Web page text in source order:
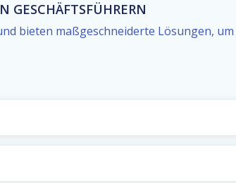
GESCHÄFTSFÜHRERN
bieten maßgeschneiderte Lösungen,